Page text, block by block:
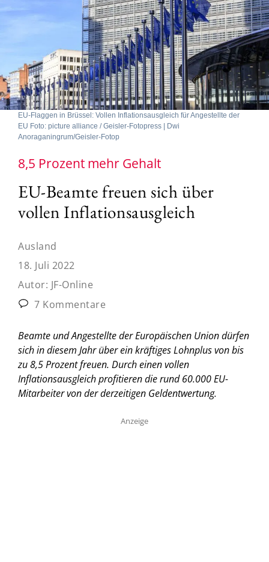
EU-Flaggen in Brüssel: Vollen Inflationsausgleich für Angestellte der
EU Foto: picture alliance / Geisler-Fotopress | Dwi
Anoraganingrum/Geisler-Fotop
8,5 Prozent mehr Gehalt
EU-Beamte freuen sich über
vollen Inflationsausgleich
Ausland
18. Juli 2022
Autor: JF-Online
7 Kommentare
Beamte und Angestellte der Europäischen Union dürfen
sich in diesem Jahr über ein kräftiges Lohnplus von bis
zu 8,5 Prozent freuen. Durch einen vollen
Inflationsausgleich profitieren die rund 60.000 EU-
Mitarbeiter von der derzeitigen Geldentwertung.
Anzeige